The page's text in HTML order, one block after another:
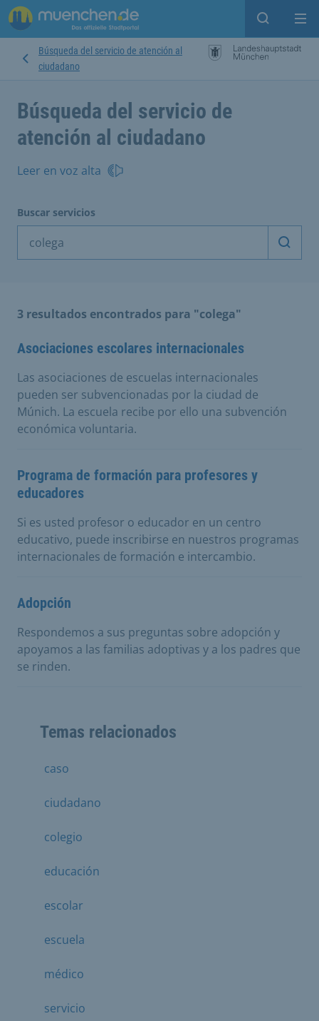
Open
Búsqueda del servicio de atención al
ciudadano
Búsqueda del servicio de
atención al ciudadano
Leer en voz alta
Buscar servicios
3 resultados encontrados para "colega"
Asociaciones escolares internacionales
Las asociaciones de escuelas internacionales
pueden ser subvencionadas por la ciudad de
Múnich. La escuela recibe por ello una subvención
económica voluntaria.
Programa de formación para profesores y
educadores
Si es usted profesor o educador en un centro
educativo, puede inscribirse en nuestros programas
internacionales de formación e intercambio.
Adopción
Respondemos a sus preguntas sobre adopción y
apoyamos a las familias adoptivas y a los padres que
se rinden.
Temas relacionados
caso
ciudadano
colegio
educación
escolar
escuela
médico
servicio